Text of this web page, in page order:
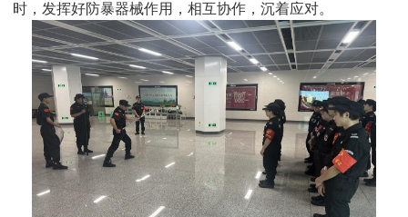
时，发挥好防暴器械作用，相互协作，沉着应对。